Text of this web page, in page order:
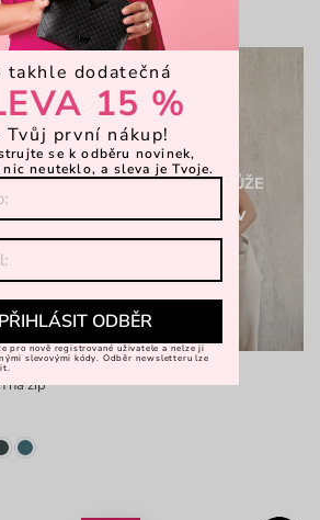
na zip
V HLAVNÍ ROLI KŮŽE
Design VUCH v
prémiovém
Zobrazit
takhle dodatečná
15 %
Tvůj první nákup!
se k odběru novinek,
neuteklo, a sleva je Tvoje.
PŘIHLÁSIT ODBĚR
pro nově registrované uživatele a nelze ji
slevovými kódy. Odběr newsletteru lze